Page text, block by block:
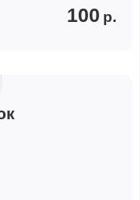
100 р.